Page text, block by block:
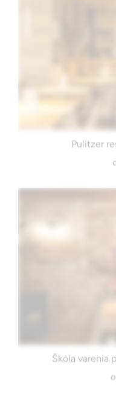
Pulitzer
Škola varenia